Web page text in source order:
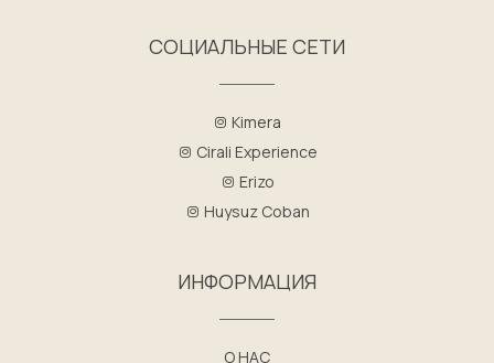
СОЦИАЛЬНЫЕ СЕТИ
Kimera
Cirali Experience
Erizo
Huysuz Coban
ИНФОРМАЦИЯ
О НАС